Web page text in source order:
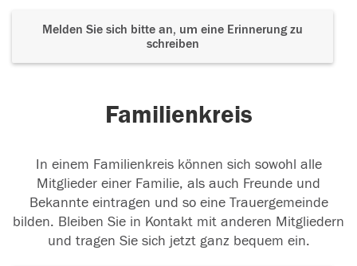
Melden Sie sich bitte an, um eine Erinnerung zu
schreiben
Familienkreis
In einem Familienkreis können sich sowohl alle
Mitglieder einer Familie, als auch Freunde und
Bekannte eintragen und so eine Trauergemeinde
bilden. Bleiben Sie in Kontakt mit anderen Mitgliedern
und tragen Sie sich jetzt ganz bequem ein.